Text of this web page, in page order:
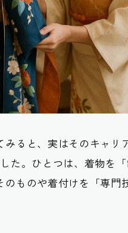
ると、実はそのキャリ
た。ひとつは、着物を
ものや着付けを「専門